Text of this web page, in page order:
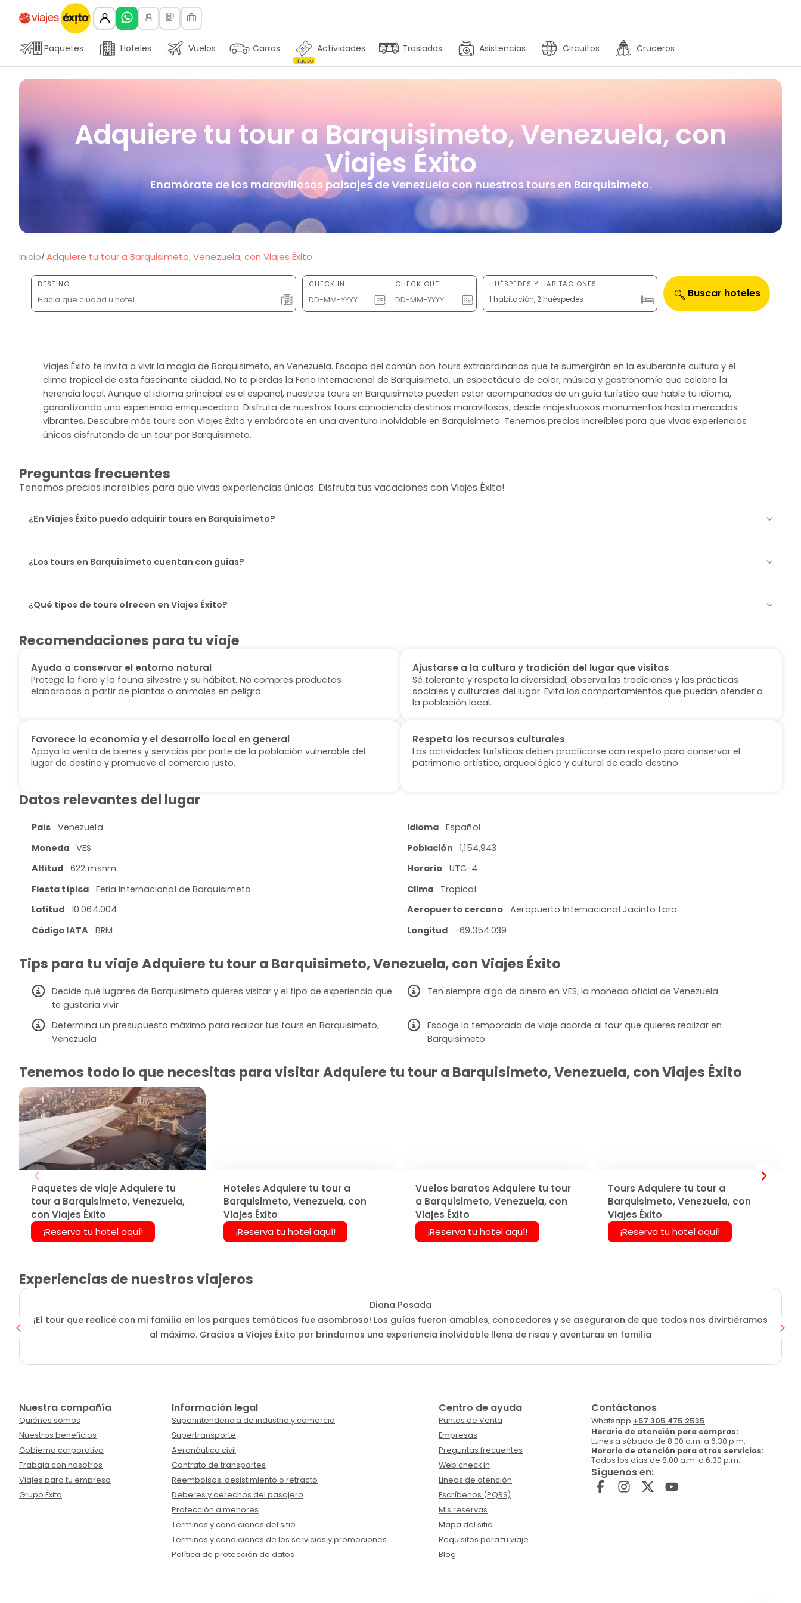
Paquetes Hoteles Vuelos Carros Actividades
Nuevo
Traslados Asistencias Circuitos Cruceros
Adquiere tu tour a Barquisimeto, Venezuela, con
Viajes Éxito
Enamórate de los maravillosos paisajes de Venezuela con nuestros tours en Barquisimeto.
Inicio Adquiere tu tour a Barquisimeto, Venezuela, con Viajes Éxito
DESTINO CHECK IN CHECK OUT HUÉSPEDES Y HABITACIONES
1 habitación, 2 huéspedes Buscar hoteles
Viajes Éxito te invita a vivir la magia de Barquisimeto, en Venezuela. Escapa del común con tours extraordinarios que te sumergirán en la exuberante cultura y el
clima tropical de esta fascinante ciudad. No te pierdas la Feria Internacional de Barquisimeto, un espectáculo de color, música y gastronomía que celebra la
herencia local. Aunque el idioma principal es el español, nuestros tours en Barquisimeto pueden estar acompañados de un guía turístico que hable tu idioma,
garantizando una experiencia enriquecedora. Disfruta de nuestros tours conociendo destinos maravillosos, desde majestuosos monumentos hasta mercados
vibrantes. Descubre más tours con Viajes Éxito y embárcate en una aventura inolvidable en Barquisimeto. Tenemos precios increíbles para que vivas experiencias
únicas disfrutando de un tour por Barquisimeto.
Preguntas frecuentes
Tenemos precios increíbles para que vivas experiencias únicas. Disfruta tus vacaciones con Viajes Éxito!
¿En Viajes Éxito puedo adquirir tours en Barquisimeto?
¿Los tours en Barquisimeto cuentan con guías?
¿Qué tipos de tours ofrecen en Viajes Éxito?
Recomendaciones para tu viaje
Ayuda a conservar el entorno natural
Protege la flora y la fauna silvestre y su hábitat. No compres productos
elaborados a partir de plantas o animales en peligro.
Ajustarse a la cultura y tradición del lugar que visitas
Sé tolerante y respeta la diversidad; observa las tradiciones y las prácticas
sociales y culturales del lugar. Evita los comportamientos que puedan ofender a
la población local.
Favorece la economía y el desarrollo local en general
Apoya la venta de bienes y servicios por parte de la población vulnerable del
lugar de destino y promueve el comercio justo.
Respeta los recursos culturales
Las actividades turísticas deben practicarse con respeto para conservar el
patrimonio artístico, arqueológico y cultural de cada destino.
Datos relevantes del lugar
País Venezuela Idioma Español
Moneda VES Población
1,154,943
Altitud
622 msnm Horario
UTC-4
Fiesta típica Feria Internacional de Barquisimeto Clima
Tropical
Latitud
10.064.004 Aeropuerto cercano
Aeropuerto Internacional Jacinto Lara
Código IATA
BRM Longitud -69.354.039
Tips para tu viaje Adquiere tu tour a Barquisimeto, Venezuela, con Viajes Éxito
Decide qué lugares de Barquisimeto quieres visitar y el tipo de experiencia que
te gustaría vivir
Ten siempre algo de dinero en VES, la moneda oficial de Venezuela
Determina un presupuesto máximo para realizar tus tours en Barquisimeto,
Venezuela
Escoge la temporada de viaje acorde al tour que quieres realizar en
Barquisimeto
Tenemos todo lo que necesitas para visitar Adquiere tu tour a Barquisimeto, Venezuela, con Viajes Éxito
Paquetes de viaje Adquiere tu
tour a Barquisimeto, Venezuela,
con Viajes Éxito
¡Reserva tu hotel aquí!
Hoteles Adquiere tu tour a
Barquisimeto, Venezuela, con
Viajes Éxito
¡Reserva tu hotel aquí!
Vuelos baratos Adquiere tu tour
a Barquisimeto, Venezuela, con
Viajes Éxito
¡Reserva tu hotel aquí!
Tours Adquiere tu tour a
Barquisimeto, Venezuela, con
Viajes Éxito
¡Reserva tu hotel aquí!
Experiencias de nuestros viajeros
Diana Posada
¡El tour que realicé con mi familia en los parques temáticos fue asombroso! Los guías fueron amables, conocedores y se aseguraron de que todos nos divirtiéramos
al máximo. Gracias a Viajes Éxito por brindarnos una experiencia inolvidable llena de risas y aventuras en familia
Nuestra compañía
Quiénes somos
Nuestros beneficios
Gobierno corporativo
Trabaja con nosotros
Viajes para tu empresa
Grupo Éxito
Información legal
Superintendencia de industria y comercio
Supertransporte
Aeronáutica civil
Contrato de transportes
Reembolsos, desistimiento o retracto
Deberes y derechos del pasajero
Protección a menores
Términos y condiciones del sitio
Términos y condiciones de los servicios y promociones
Política de protección de datos
Centro de ayuda
Puntos de Venta
Empresas
Preguntas frecuentes
Web check in
Lineas de atención
Escríbenos (PQRS)
Mis reservas
Mapa del sitio
Requisitos para tu viaje
Blog
Contáctanos
Whatsapp:+57 305 475 2535
Horario de atención para compras:
Lunes a sábado de 8:00 a.m. a 6:30 p.m.
Horario de atención para otros servicios:
Todos los días de 8:00 a.m. a 6:30 p.m.
Síguenos en: